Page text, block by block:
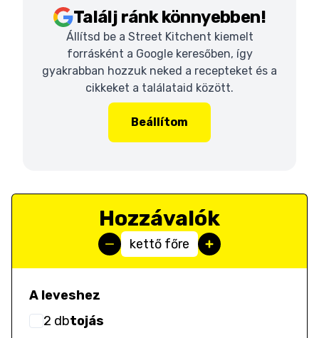
Találj ránk könnyebben!
Állítsd be a Street Kitchent kiemelt
forrásként a Google keresőben, így
gyakrabban hozzuk neked a recepteket és a
cikkeket a találataid között.
Beállítom
Hozzávalók
kettő főre
A leveshez
2 dbtojás